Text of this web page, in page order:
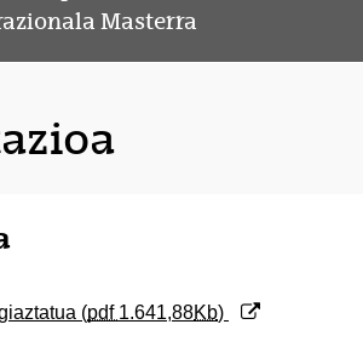
Masterra
bat zabalduko du)
(pdf 1.641,88Kb)